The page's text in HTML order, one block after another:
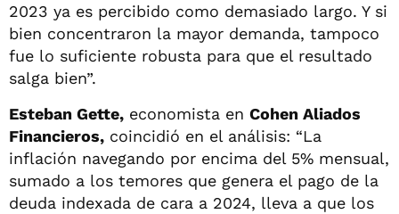
2023 ya es percibido como demasiado largo. Y si
bien concentraron la mayor demanda, tampoco
fue lo suficiente robusta para que el resultado
salga bien”.
Esteban Gette, economista en Cohen Aliados
Financieros, coincidió en el análisis: “La
inflación navegando por encima del 5% mensual,
sumado a los temores que genera el pago de la
deuda indexada de cara a 2024, lleva a que los